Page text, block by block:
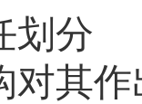
划分
对其作